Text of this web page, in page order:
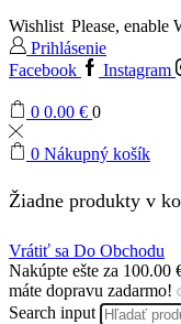
Wishlist Please, enable
Prihlásenie
Facebook
Instagram
0 0.00 € 0
0 Nákupný košík
Žiadne produkty v
Vrátiť sa Do Obchodu
Nakúpte ešte za 100.00
máte dopravu zadarmo!
Search input